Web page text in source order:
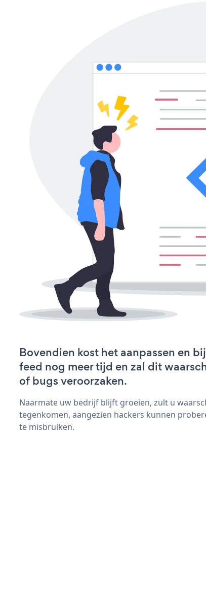
Bovendien kost het aanpassen en
feed nog meer tijd en zal dit
of bugs veroorzaken.
Naarmate uw bedrijf blijft groeien, zult u
tegenkomen, aangezien hackers kunnen
te misbruiken.